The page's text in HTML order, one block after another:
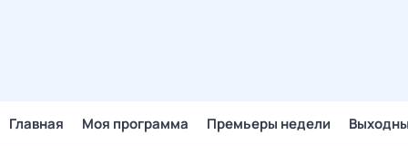
Главная Моя программа Премьеры недели